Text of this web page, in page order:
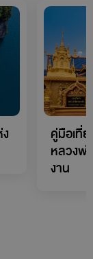
คู่มือเที่
หลวงพ่
งาน